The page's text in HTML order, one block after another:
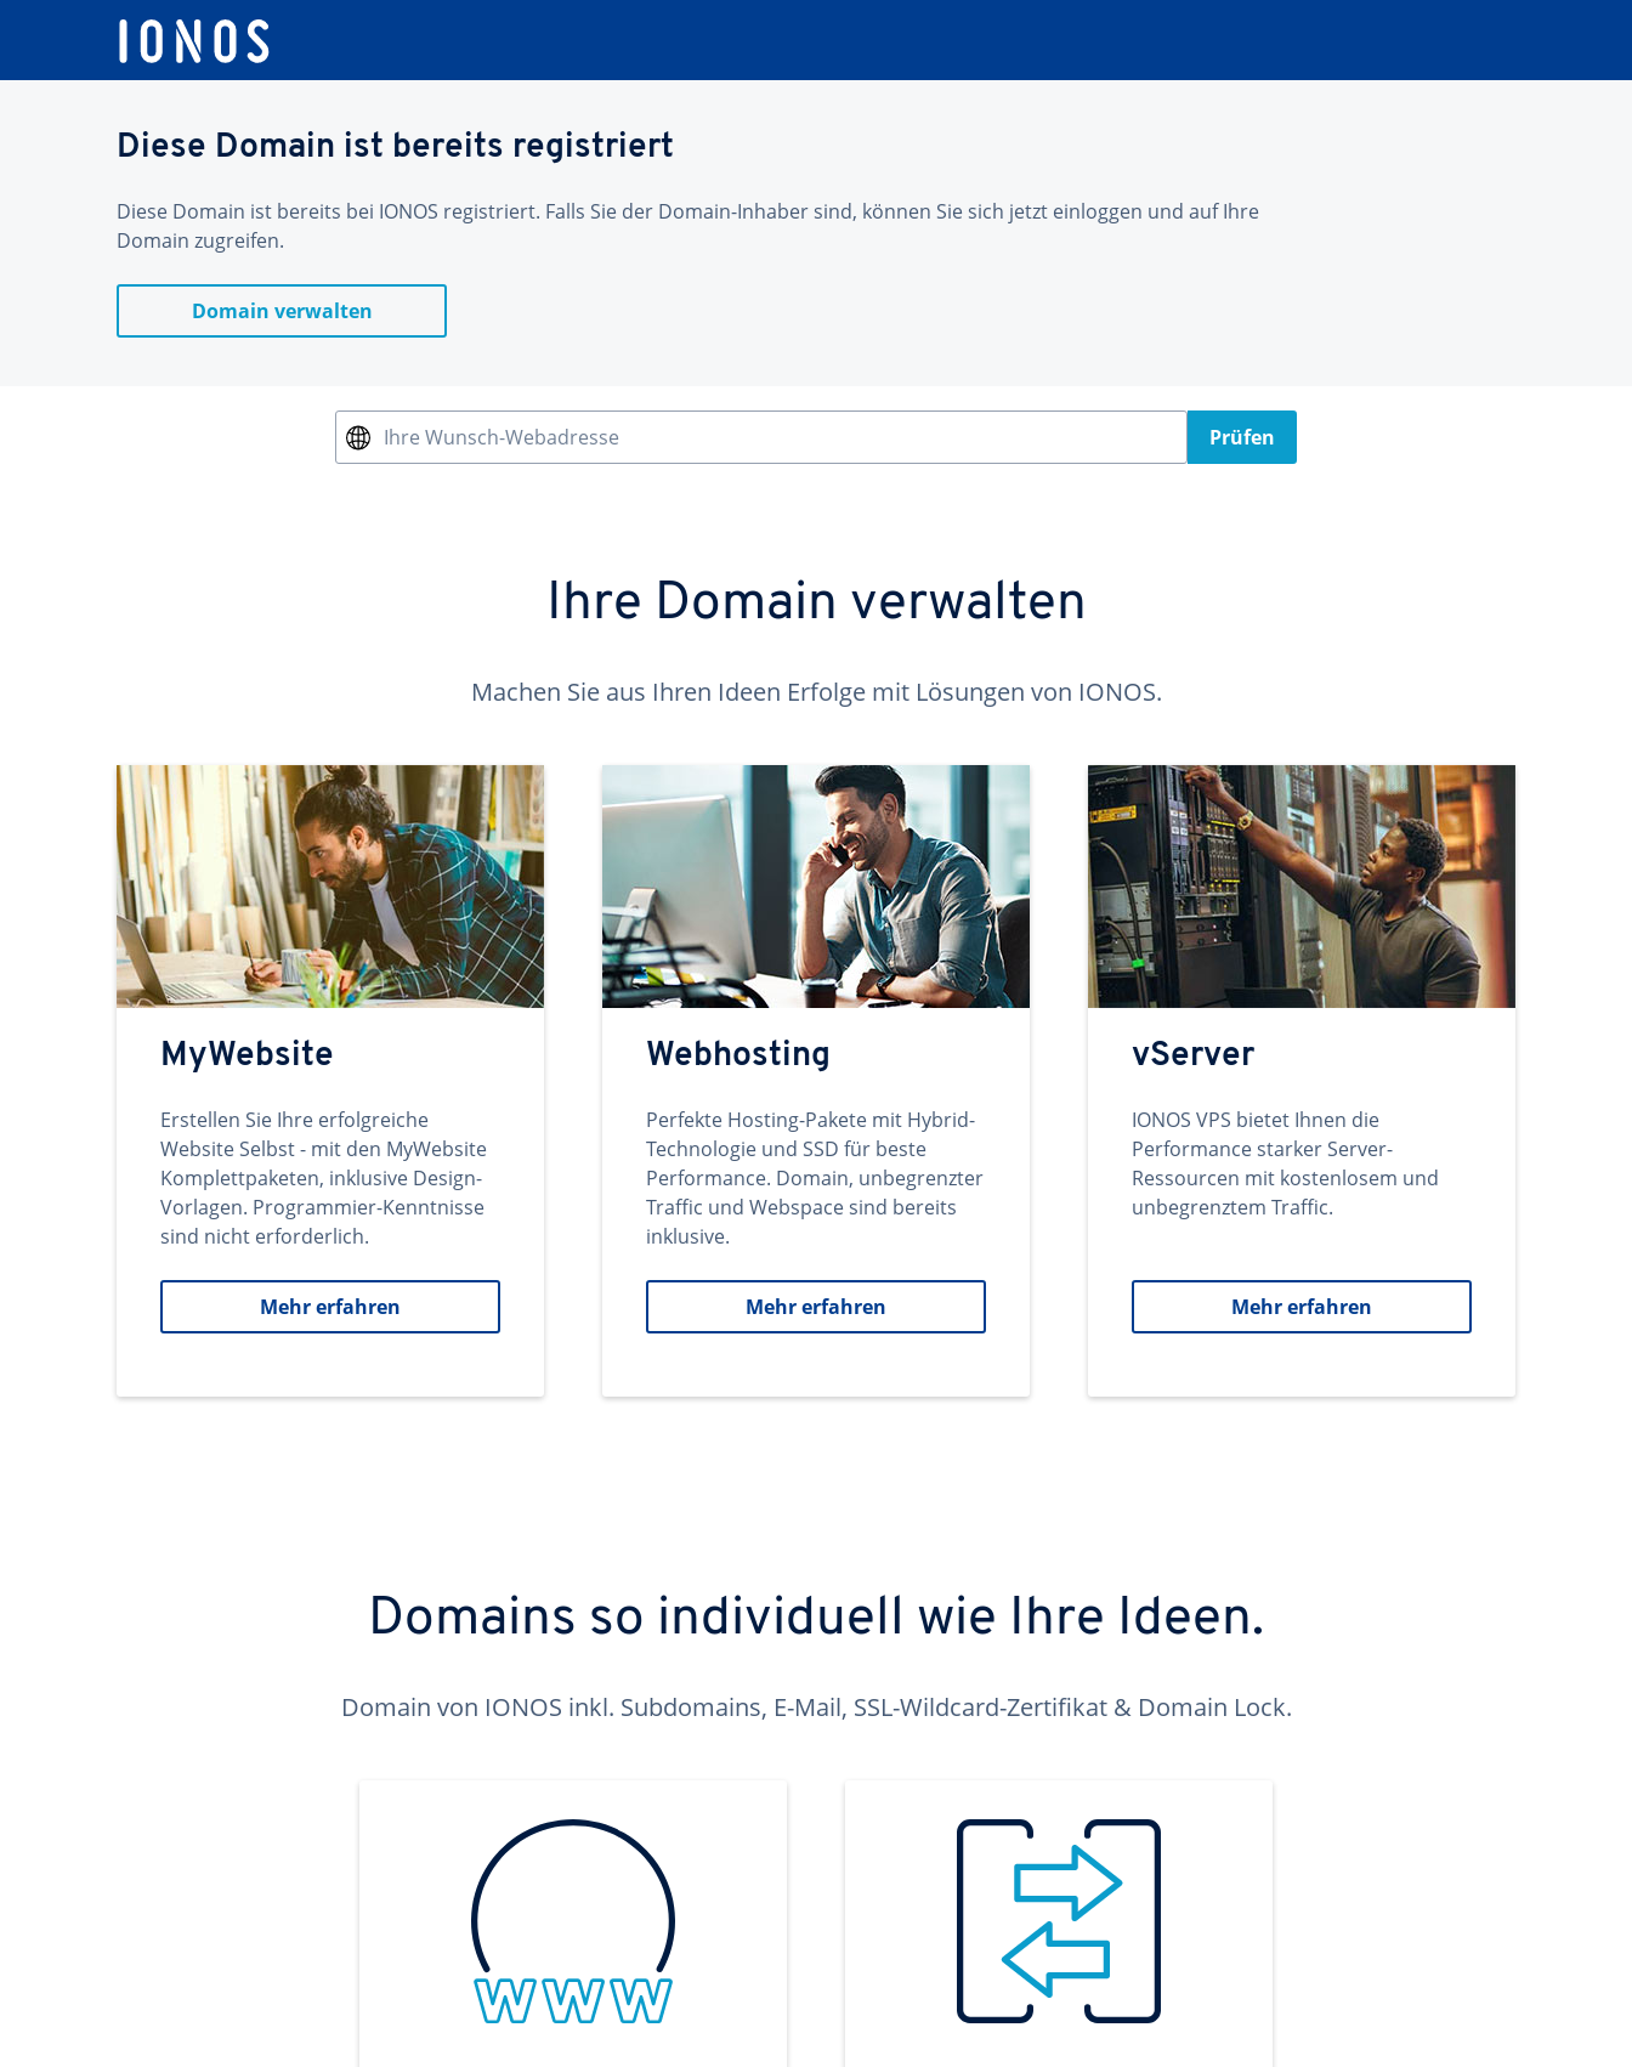
Diese Domain ist bereits registriert
Diese Domain ist bereits bei IONOS registriert. Falls Sie der Domain-Inhaber sind, können Sie sich jetzt einloggen und auf Ihre
Domain zugreifen.
Domain verwalten
Ihre Wunsch-Webadresse Prüfen
Ihre Domain verwalten
Machen Sie aus Ihren Ideen Erfolge mit Lösungen von IONOS.
MyWebsite
Erstellen Sie Ihre erfolgreiche
Website Selbst - mit den MyWebsite
Komplettpaketen, inklusive Design-
Vorlagen. Programmier-Kenntnisse
sind nicht erforderlich.
Mehr erfahren
Webhosting
Perfekte Hosting-Pakete mit Hybrid-
Technologie und SSD für beste
Performance. Domain, unbegrenzter
Traffic und Webspace sind bereits
inklusive.
Mehr erfahren
vServer
IONOS VPS bietet Ihnen die
Performance starker Server-
Ressourcen mit kostenlosem und
unbegrenztem Traffic.
Mehr erfahren
Domains so individuell wie Ihre Ideen.
Domain von IONOS inkl. Subdomains, E-Mail, SSL-Wildcard-Zertifikat & Domain Lock.